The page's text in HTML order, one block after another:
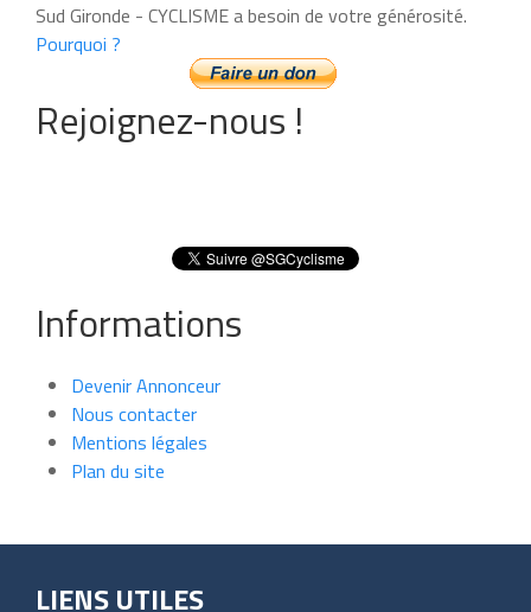
Sud Gironde - CYCLISME a besoin de votre générosité.
Pourquoi ?
Rejoignez-nous !
Informations
Devenir Annonceur
Nous contacter
Mentions légales
Plan du site
LIENS UTILES